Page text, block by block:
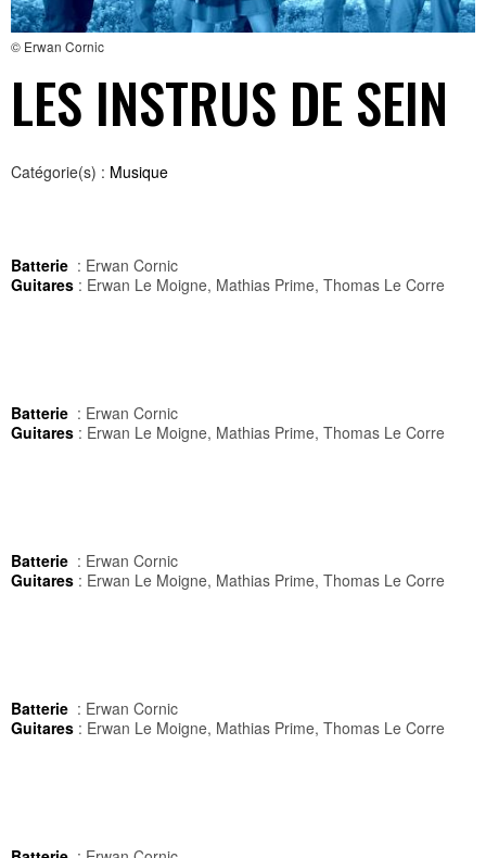
© Erwan Cornic
LES INSTRUS DE SEIN
Catégorie(s) : Musique
Batterie : Erwan Cornic
Guitares : Erwan Le Moigne, Mathias Prime, Thomas Le Corre
Batterie : Erwan Cornic
Guitares : Erwan Le Moigne, Mathias Prime, Thomas Le Corre
Batterie : Erwan Cornic
Guitares : Erwan Le Moigne, Mathias Prime, Thomas Le Corre
Batterie : Erwan Cornic
Guitares : Erwan Le Moigne, Mathias Prime, Thomas Le Corre